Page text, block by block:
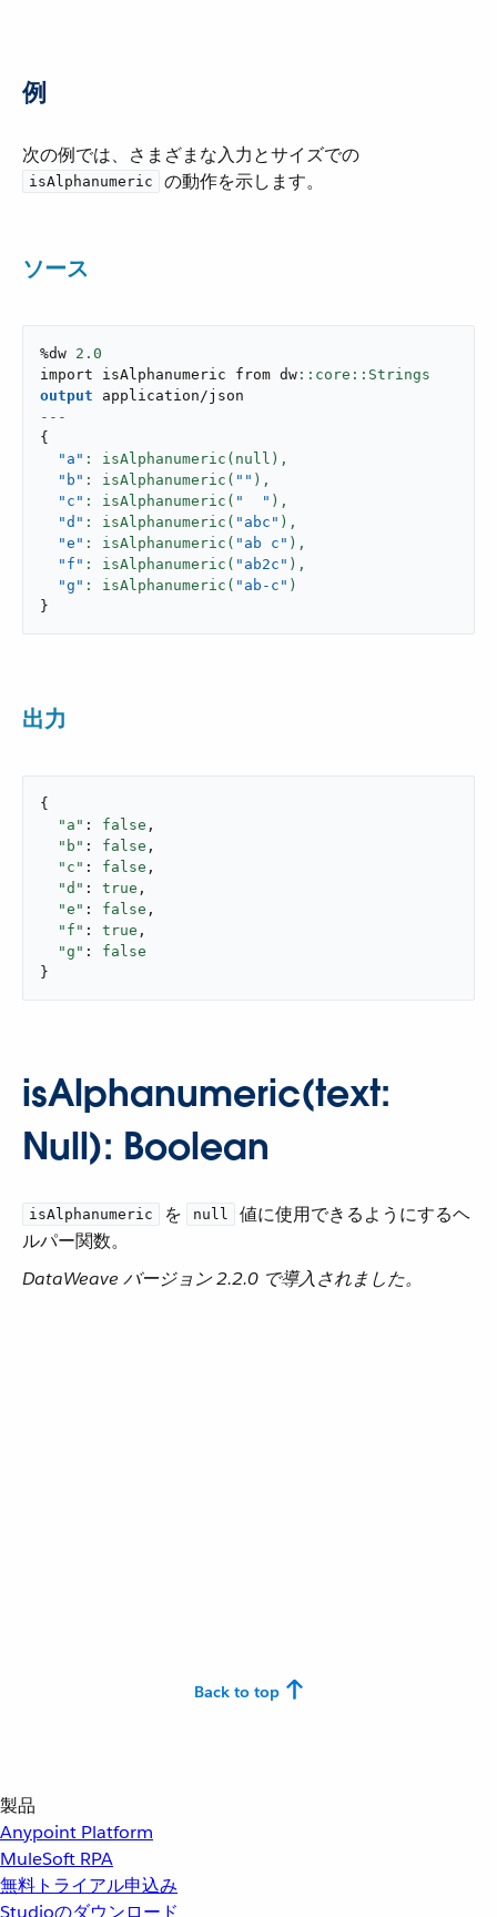
例
次の例では、さまざまな入力とサイズでの ​
isAlphanumeric ​ の動作を示します。
ソース
%dw 2.0
import isAlphanumeric from dw
output
application/json
---
{
"a" : isAlphanumeric(null),
"b" : isAlphanumeric( "" ),
"c" : isAlphanumeric( "  " ),
"d" : isAlphanumeric( "abc" ),
"e" : isAlphanumeric( "ab c" ),
"f" : isAlphanumeric( "ab2c" ),
"g" : isAlphanumeric( "ab-c"
}
出力
{
"a" : false ,
"b" : false ,
"c" : false ,
"d" : true ,
"e" : false ,
"f" : true ,
"g" : false
}
isAlphanumeric(text:
Null): Boolean
isAlphanumeric ​ を ​ null
​ 値に使用できるようにするヘ
ルパー関数。
DataWeave バージョン 2.2.0 で導入されました。
Back to top
製品
Anypoint Platform
MuleSoft RPA
無料トライアル申込み
Studioのダウンロード